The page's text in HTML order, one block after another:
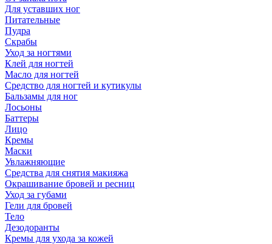
Для уставших ног
Питательные
Пудра
Скрабы
Уход за ногтями
Клей для ногтей
Масло для ногтей
Средство для ногтей и кутикулы
Бальзамы для ног
Лосьоны
Баттеры
Лицо
Кремы
Маски
Увлажняющие
Средства для снятия макияжа
Окрашивание бровей и ресниц
Уход за губами
Гели для бровей
Тело
Дезодоранты
Кремы для ухода за кожей